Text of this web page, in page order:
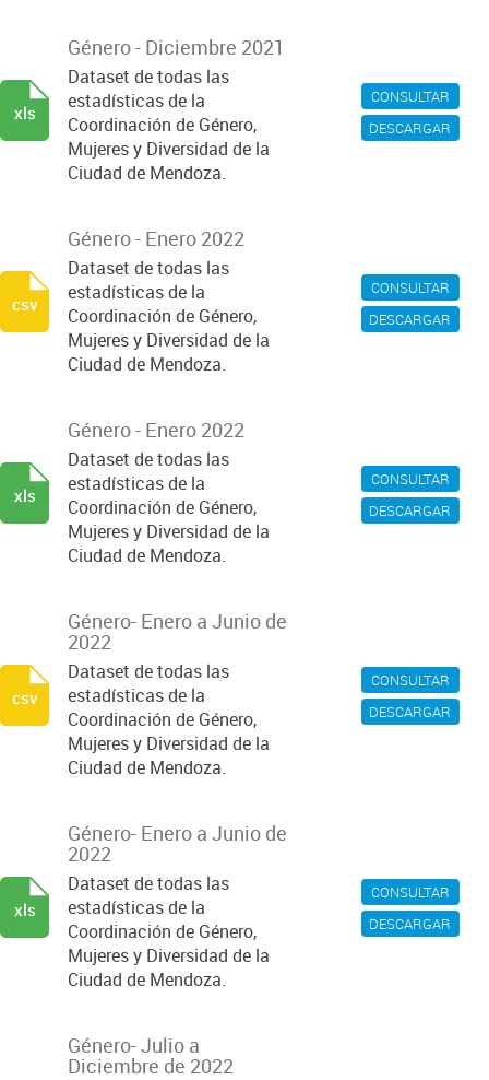
CONSULTAR
DESCARGAR
Género - Diciembre 2021
Dataset de todas las
estadísticas de la
Coordinación de Género,
Mujeres y Diversidad de la
Ciudad de Mendoza.
xls
CONSULTAR
DESCARGAR
Género - Enero 2022
Dataset de todas las
estadísticas de la
Coordinación de Género,
Mujeres y Diversidad de la
Ciudad de Mendoza.
csv
CONSULTAR
DESCARGAR
Género - Enero 2022
Dataset de todas las
estadísticas de la
Coordinación de Género,
Mujeres y Diversidad de la
Ciudad de Mendoza.
xls
CONSULTAR
DESCARGAR
Género- Enero a Junio de
2022
Dataset de todas las
estadísticas de la
Coordinación de Género,
Mujeres y Diversidad de la
Ciudad de Mendoza.
csv
CONSULTAR
DESCARGAR
Género- Enero a Junio de
2022
Dataset de todas las
estadísticas de la
Coordinación de Género,
Mujeres y Diversidad de la
Ciudad de Mendoza.
xls
Género- Julio a
Diciembre de 2022